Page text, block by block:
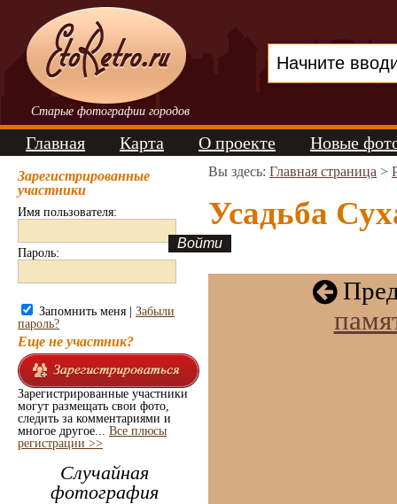
Старые фотографии городов
Главная Карта О проекте Новые
Зарегистрированные
участники
Имя пользователя:
Пароль:
Запомнить меня | Забыли
пароль?
Еще не участник?
Зарегистрированные участники
могут размещать свои фото,
следить за комментариями и
многое другое... Все плюсы
регистрации >>
Случайная
фотография
Вы здесь: Главная страница >
Усадьба